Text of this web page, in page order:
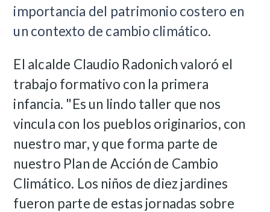
importancia del patrimonio costero en
un contexto de cambio climático.
El alcalde Claudio Radonich valoró el
trabajo formativo con la primera
infancia. "Es un lindo taller que nos
vincula con los pueblos originarios, con
nuestro mar, y que forma parte de
nuestro Plan de Acción de Cambio
Climático. Los niños de diez jardines
fueron parte de estas jornadas sobre